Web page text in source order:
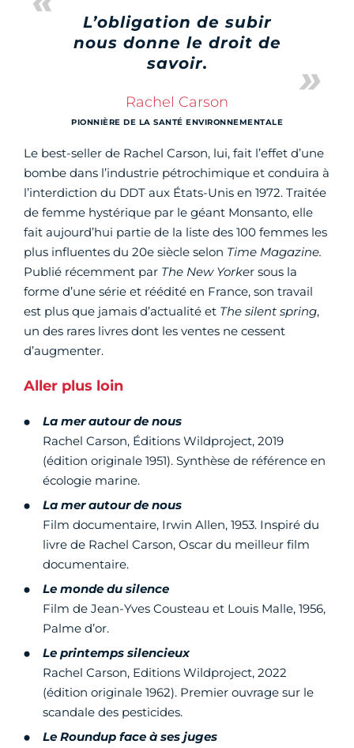
L’obligation de subir
nous donne le droit de
savoir.
Rachel Carson
PIONNIÈRE DE LA SANTÉ ENVIRONNEMENTALE
Le best-seller de Rachel Carson, lui, fait l’effet d’une
bombe dans l’industrie pétrochimique et conduira à
l’interdiction du DDT aux États-Unis en 1972. Traitée
de femme hystérique par le géant Monsanto, elle
fait aujourd’hui partie de la liste des 100 femmes les
plus influentes du 20e siècle selon Time Magazine.
Publié récemment par The New Yorker sous la
forme d’une série et réédité en France, son travail
est plus que jamais d’actualité et The silent spring,
un des rares livres dont les ventes ne cessent
d’augmenter.
Aller plus loin
La mer autour de nous
Rachel Carson, Éditions Wildproject, 2019
(édition originale 1951). Synthèse de référence en
écologie marine.
La mer autour de nous
Film documentaire, Irwin Allen, 1953. Inspiré du
livre de Rachel Carson, Oscar du meilleur film
documentaire.
Le monde du silence
Film de Jean-Yves Cousteau et Louis Malle, 1956,
Palme d’or.
Le printemps silencieux
Rachel Carson, Editions Wildproject, 2022
(édition originale 1962). Premier ouvrage sur le
scandale des pesticides.
Le Roundup face à ses juges